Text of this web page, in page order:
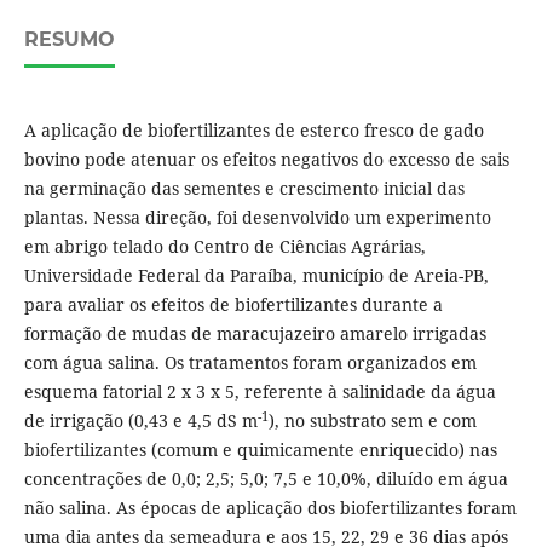
RESUMO
A aplicação de biofertilizantes de esterco fresco de gado
bovino pode atenuar os efeitos negativos do excesso de sais
na germinação das sementes e crescimento inicial das
plantas. Nessa direção, foi desenvolvido um experimento
em abrigo telado do Centro de Ciências Agrárias,
Universidade Federal da Paraíba, município de Areia-PB,
para avaliar os efeitos de biofertilizantes durante a
formação de mudas de maracujazeiro amarelo irrigadas
com água salina. Os tratamentos foram organizados em
esquema fatorial 2 x 3 x 5, referente à salinidade da água
de irrigação (0,43 e 4,5 dS m-1), no substrato sem e com
biofertilizantes (comum e quimicamente enriquecido) nas
concentrações de 0,0; 2,5; 5,0; 7,5 e 10,0%, diluído em água
não salina. As épocas de aplicação dos biofertilizantes foram
uma dia antes da semeadura e aos 15, 22, 29 e 36 dias após